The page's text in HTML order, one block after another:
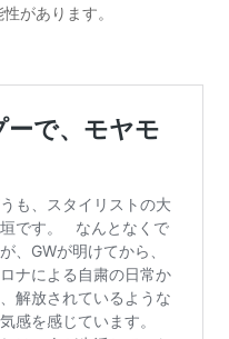
があります。